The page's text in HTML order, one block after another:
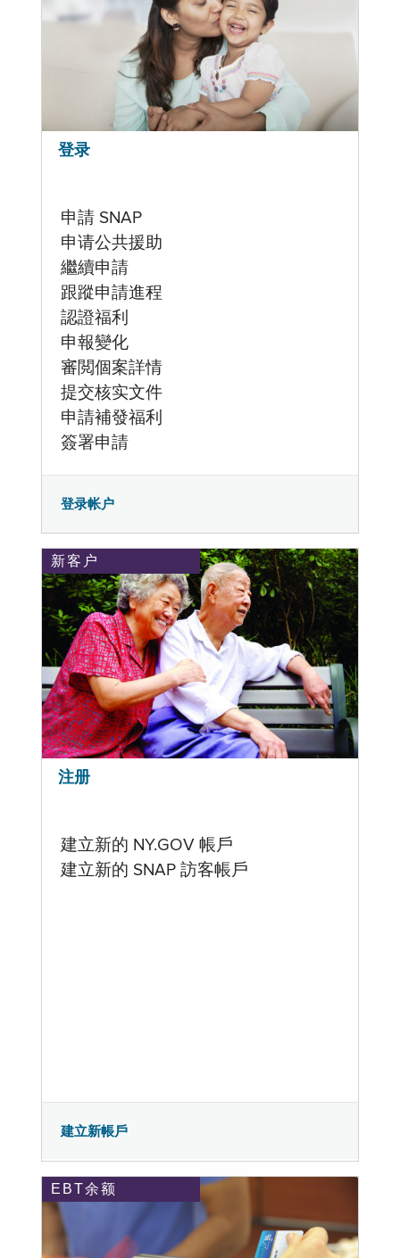
登录
申請 SNAP
申请公共援助
繼續申請
跟蹤申請進程
認證福利
申報變化
審閲個案詳情
提交核实文件
申請補發福利
簽署申請
登录帐户
新客户
注册
建立新的 NY.GOV 帳戶
建立新的 SNAP 訪客帳戶
建立新帳戶
EBT余额